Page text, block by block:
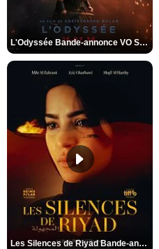
L'Odyssée Bande-annonce VO STFR
Les Silences de Riyad Bande-annonce VO STFR